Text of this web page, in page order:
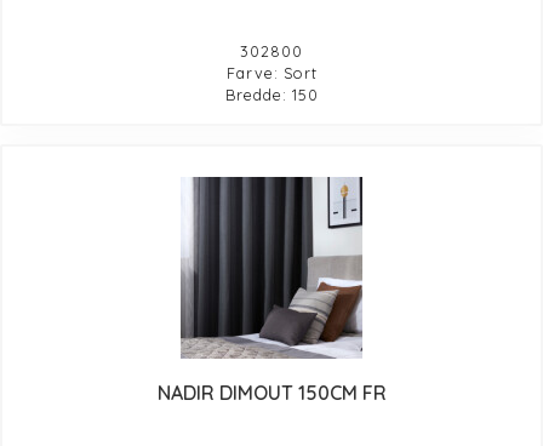
302800
Farve: Sort
Bredde: 150
NADIR DIMOUT 150CM FR